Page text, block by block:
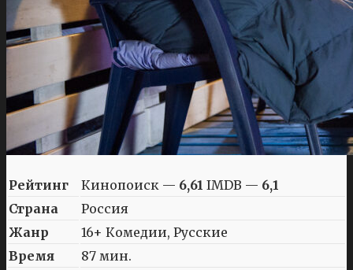
Рейтинг Кинопоиск — 6,61 IMDB — 6,1
Страна
Россия
Жанр
16+ Комедии, Русские
Время
87 мин.